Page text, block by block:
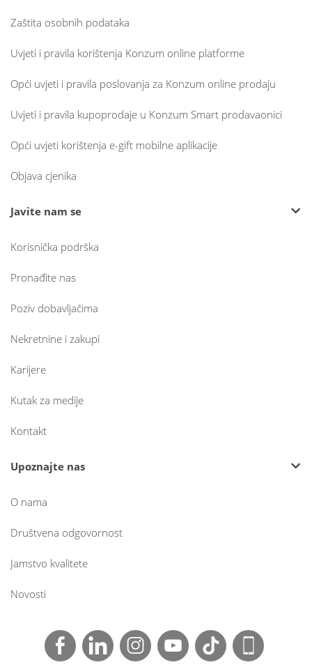
Zaštita osobnih podataka
Uvjeti i pravila korištenja Konzum online platforme
Opći uvjeti i pravila poslovanja za Konzum online prodaju
Uvjeti i pravila kupoprodaje u Konzum Smart prodavaonici
Opći uvjeti korištenja e-gift mobilne aplikacije
Objava cjenika
Javite nam se
Korisnička podrška
Pronađite nas
Poziv dobavljačima
Nekretnine i zakupi
Karijere
Kutak za medije
Kontakt
Upoznajte nas
O nama
Društvena odgovornost
Jamstvo kvalitete
Novosti